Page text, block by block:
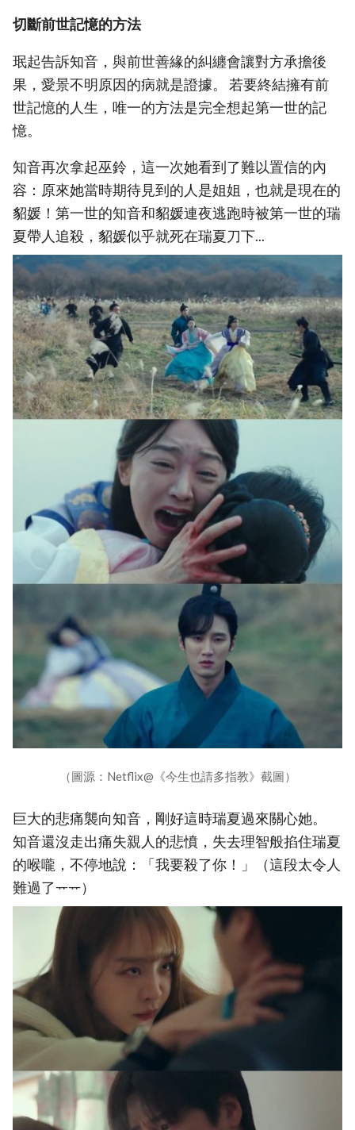
切斷前世記憶的方法
珉起告訴知音，與前世善緣的糾纏會讓對方承擔後
果，愛景不明原因的病就是證據。 若要終結擁有前
世記憶的人生，唯一的方法是完全想起第一世的記
憶。
知音再次拿起巫鈴，這一次她看到了難以置信的內
容：原來她當時期待見到的人是姐姐，也就是現在的
貂媛！第一世的知音和貂媛連夜逃跑時被第一世的瑞
夏帶人追殺，貂媛似乎就死在瑞夏刀下...
（圖源：Netflix@《今生也請多指教》截圖）
巨大的悲痛襲向知音，剛好這時瑞夏過來關心她。
知音還沒走出痛失親人的悲憤，失去理智般掐住瑞夏
的喉嚨，不停地說：「我要殺了你！」（這段太令人
難過了ᅲᅲ）